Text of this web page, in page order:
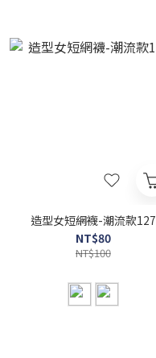
造型女短網襪-潮流款127
NT$80
NT$100